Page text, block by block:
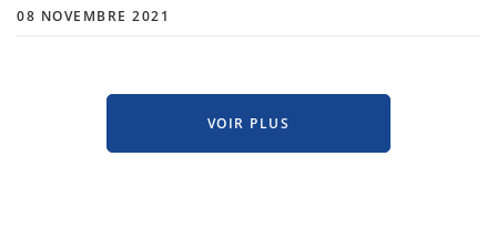
08 NOVEMBRE 2021
VOIR PLUS